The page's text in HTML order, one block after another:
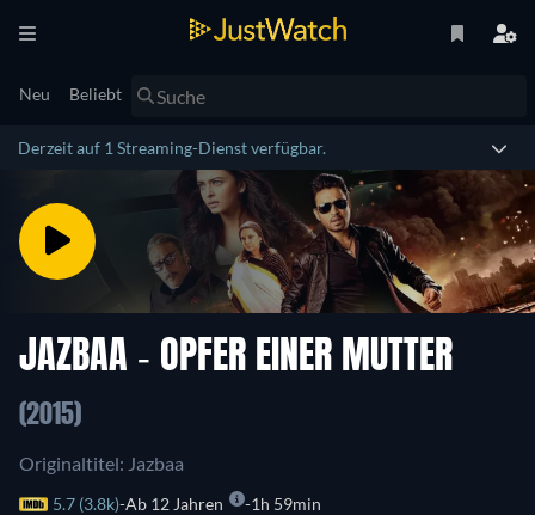
Neu Beliebt
Derzeit auf 1 Streaming-Dienst verfügbar.
JAZBAA - OPFER EINER MUTTER
(2015)
Originaltitel: Jazbaa
5.7 (3.8k) Ab 12 Jahren 1h 59min